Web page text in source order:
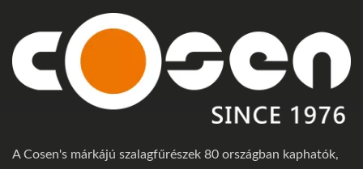
A Cosen's márkájú szalagfűrészek 80 országban kaphatók,